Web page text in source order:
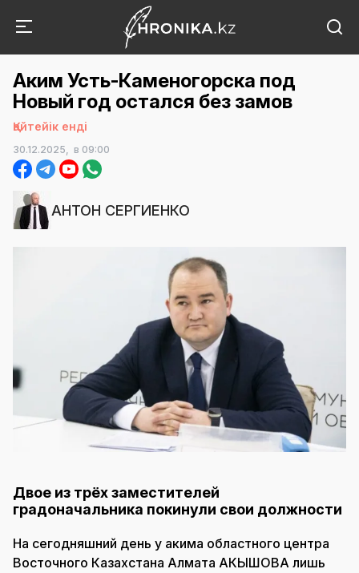
Аким Усть-Каменогорска под
Новый год остался без замов
Қайтейік енді
30.12.2025, в 09:00
АНТОН СЕРГИЕНКО
Двое из трёх заместителей
градоначальника покинули свои должности
На сегодняшний день у акима областного центра
Восточного Казахстана Алмата АКЫШОВА лишь